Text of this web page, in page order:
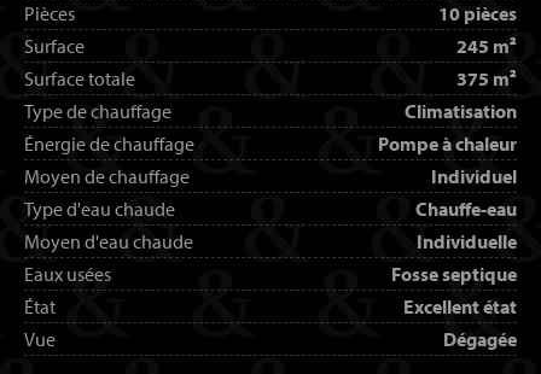
Pièces
10 pièces
Surface
245 m²
Surface totale
375 m²
Type de chauffage
Climatisation
Énergie de chauffage
Pompe à chaleur
Moyen de chauffage
Individuel
Type d'eau chaude
Chauffe-eau
Moyen d'eau chaude
Individuelle
Eaux usées
Fosse septique
État
Excellent état
Vue
Dégagée